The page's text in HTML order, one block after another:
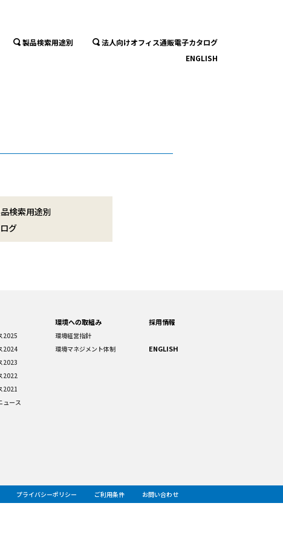
製品検索用途別
法人向けオフィス通販電子カタログ
ENGLISH
検索用途別
グ
2025
2024
2023
2022
2021
ュース
環境への取組み
環境経営指針
環境マネジメント体制
採用情報
ENGLISH
プライバシーポリシー ご利用条件 お問い合わせ